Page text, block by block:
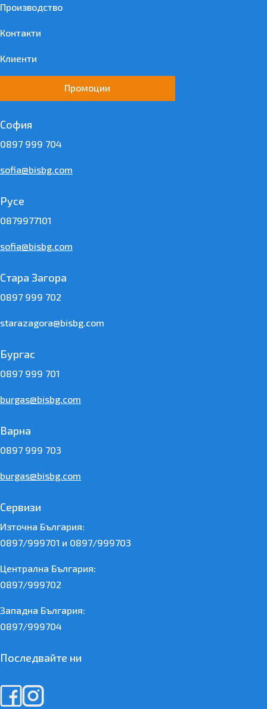
Производство
Контакти
Клиенти
Промоции
София
0897 999 704
sofia@bisbg.com
Русе
0879977101
sofia@bisbg.com
Стара Загора
0897 999 702
starazagora@bisbg.com
Бургас
0897 999 701
burgas@bisbg.com
Варна
0897 999 703
burgas@bisbg.com
Сервизи
Източна България:
0897/999701 и 0897/999703
Централна България:
0897/999702
Западна България:
0897/999704
Последвайте ни